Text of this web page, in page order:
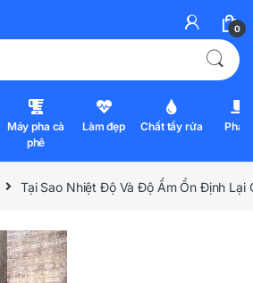
0
Máy pha cà
phê
Làm đẹp Chất tẩy rửa Pha
Tại Sao Nhiệt Độ Và Độ Ẩm Ổn Định Lại